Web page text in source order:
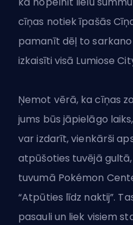
cīņas notiek īpašās
pamanīt dēļ to
izkaisīti visā Lumiose
Ņemot vērā, ka cīņas
jums būs jāpielāgo
var izdarīt, vienkārši
atpūšoties tuvējā
tuvumā Pokémon
“Atpūties līdz naktij”.
pasauli un liek visiem